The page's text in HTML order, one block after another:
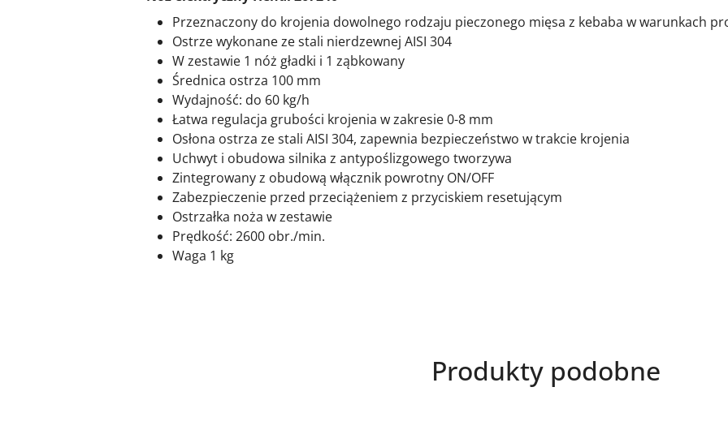
Przeznaczony do krojenia dowolnego rodzaju pieczonego mięsa z kebaba w warunkach
Ostrze wykonane ze stali nierdzewnej AISI 304
W zestawie 1 nóż gładki i 1 ząbkowany
Średnica ostrza 100 mm
Wydajność: do 60 kg/h
Łatwa regulacja grubości krojenia w zakresie 0-8 mm
Osłona ostrza ze stali AISI 304, zapewnia bezpieczeństwo w trakcie krojenia
Uchwyt i obudowa silnika z antypoślizgowego tworzywa
Zintegrowany z obudową włącznik powrotny ON/OFF
Zabezpieczenie przed przeciążeniem z przyciskiem resetującym
Ostrzałka noża w zestawie
Prędkość: 2600 obr./min.
Waga 1 kg
Produkty
Produkty podobne